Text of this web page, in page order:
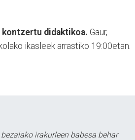
didaktikoa. Gaur,
ikasleek arrastiko 19:00etan.
irakurleen babesa behar